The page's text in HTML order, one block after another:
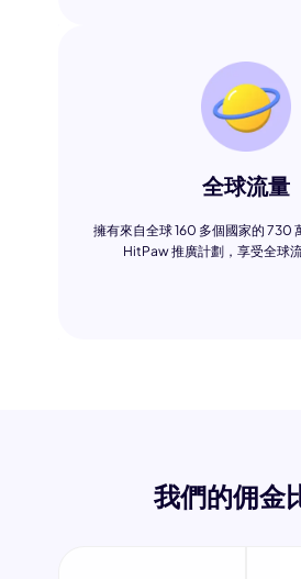
全球流量
擁有來自全球 160 多個國家的 730
HitPaw 推廣計劃，享受全球流
我們的佣金